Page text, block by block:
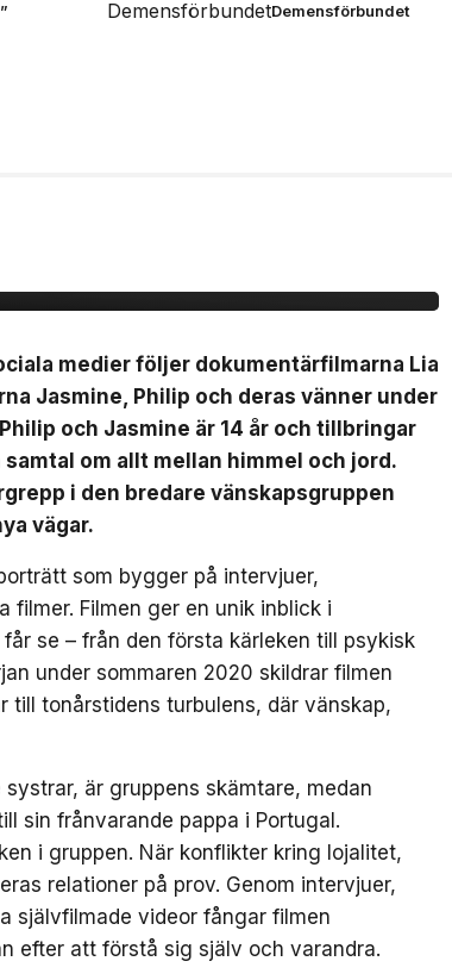
Demensförbundet
medier följer dokumentärfilmarna Lia
Jasmine, Philip och deras vänner under
och Jasmine är 14 år och tillbringar
om allt mellan himmel och jord.
i den bredare vänskapsgruppen
vägar.
som bygger på intervjuer,
filmer. Filmen ger en unik inblick i
se – från den första kärleken till psykisk
under sommaren 2020 skildrar filmen
till tonårstidens turbulens, där vänskap,
är gruppens skämtare, medan
sin frånvarande pappa i Portugal.
i gruppen. När konflikter kring lojalitet,
relationer på prov. Genom intervjuer,
självfilmade videor fångar filmen
efter att förstå sig själv och varandra.